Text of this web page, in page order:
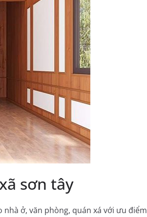
sơn tây
ở, văn phòng, quán xá với ưu điểm